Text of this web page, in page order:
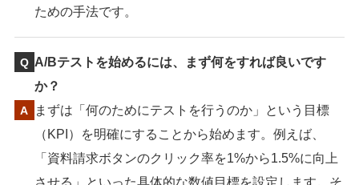
ための手法です。
A/Bテストを始めるには、まず何をすれば良いです
か？
まずは「何のためにテストを行うのか」という目標
（KPI）を明確にすることから始めます。例えば、
「資料請求ボタンのクリック率を1%から1.5%に向上
させる」といった具体的な数値目標を設定します。そ